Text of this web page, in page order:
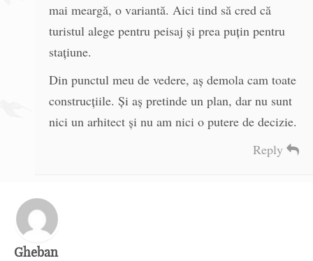
mai meargă, o variantă. Aici tind să cred că
turistul alege pentru peisaj și prea puțin pentru
stațiune.
Din punctul meu de vedere, aș demola cam toate
construcțiile. Și aș pretinde un plan, dar nu sunt
nici un arhitect și nu am nici o putere de decizie.
Reply
Gheban